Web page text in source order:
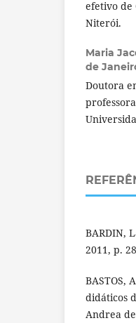
efetivo de
Niterói.
Maria
de
Doutora
BARDIN,
2011, p.
BASTOS,
didáticos
Andrea